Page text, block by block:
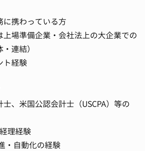
携わっている方
上場準備企業・会社法上の大企業での
連結）
ト経験
士、米国公認会計士（USCPA）等の
理経験
・自動化の経験